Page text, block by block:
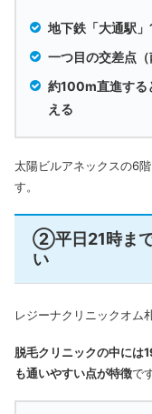
地下鉄「大通駅
一つ目の交差点
約100m直進する
える
太陽ビルアネックスの6
す。
②平日21時まで
い
レジーナクリニックオム
脱毛クリニックの中には
も通いやすい点が特徴で